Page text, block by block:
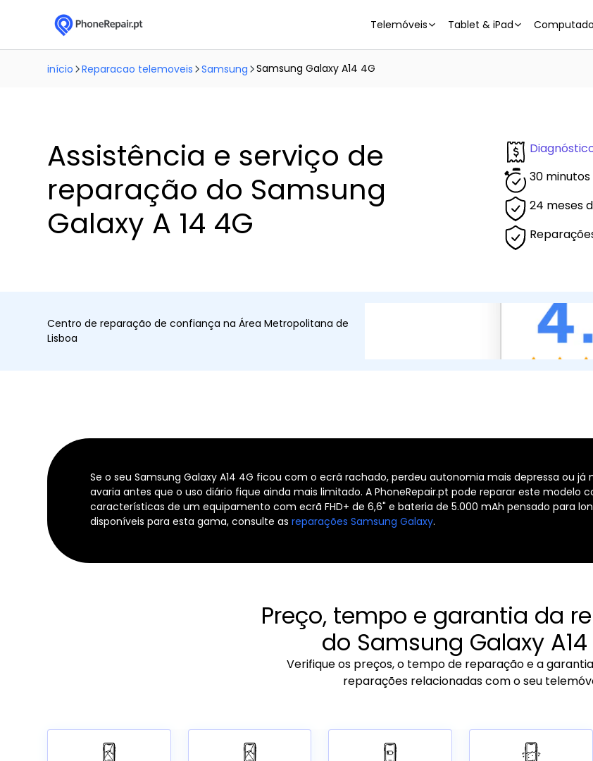
Telemóveis Tablet & iPad
início Reparacao telemoveis Samsung Samsung Galaxy A14 4G
Assistência e serviço de
reparação do Samsung
Galaxy A 14 4G
30
24 meses
Centro de reparação de confiança na Área Metropolitana de
Lisboa
Se o seu Samsung Galaxy A14 4G ficou com o ecrã rachado, perdeu autonomia mais depressa ou
avaria antes que o uso diário fique ainda mais limitado. A PhoneRepair.pt pode reparar este modelo
características de um equipamento com ecrã FHD+ de 6,6" e bateria de 5.000 mAh pensado para
disponíveis para esta gama, consulte as reparações Samsung Galaxy.
Preço, tempo e garantia da
do Samsung Galaxy A14
Verifique os preços, o tempo de reparação e a
reparações relacionadas com o seu